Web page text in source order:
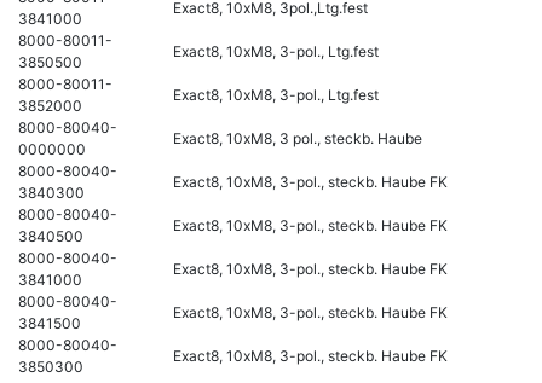
3841000
Exact8, 10xM8, 3pol.,Ltg.fest
8000-80011-
3850500
Exact8, 10xM8, 3-pol., Ltg.fest
8000-80011-
3852000
Exact8, 10xM8, 3-pol., Ltg.fest
8000-80040-
0000000
Exact8, 10xM8, 3 pol., steckb. Haube
8000-80040-
3840300
Exact8, 10xM8, 3-pol., steckb. Haube FK
8000-80040-
3840500
Exact8, 10xM8, 3-pol., steckb. Haube FK
8000-80040-
3841000
Exact8, 10xM8, 3-pol., steckb. Haube FK
8000-80040-
3841500
Exact8, 10xM8, 3-pol., steckb. Haube FK
8000-80040-
3850300
Exact8, 10xM8, 3-pol., steckb. Haube FK